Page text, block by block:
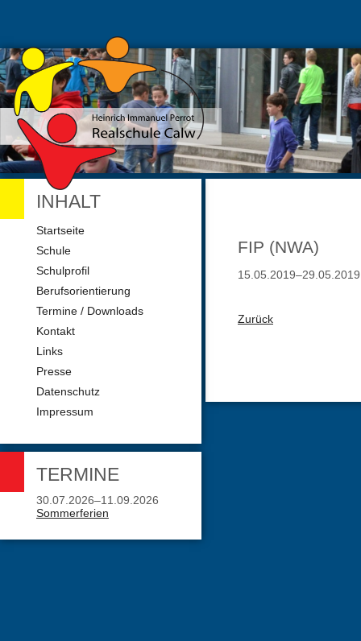
FIP (NWA)
15.05.2019–29.05.2019
Zurück
INHALT
Navigation
Startseite
Schule
Schulprofil
Berufsorientierung
Termine / Downloads
Kontakt
Links
Presse
Datenschutz
Impressum
TERMINE
30.07.2026–11.09.2026
Sommerferien